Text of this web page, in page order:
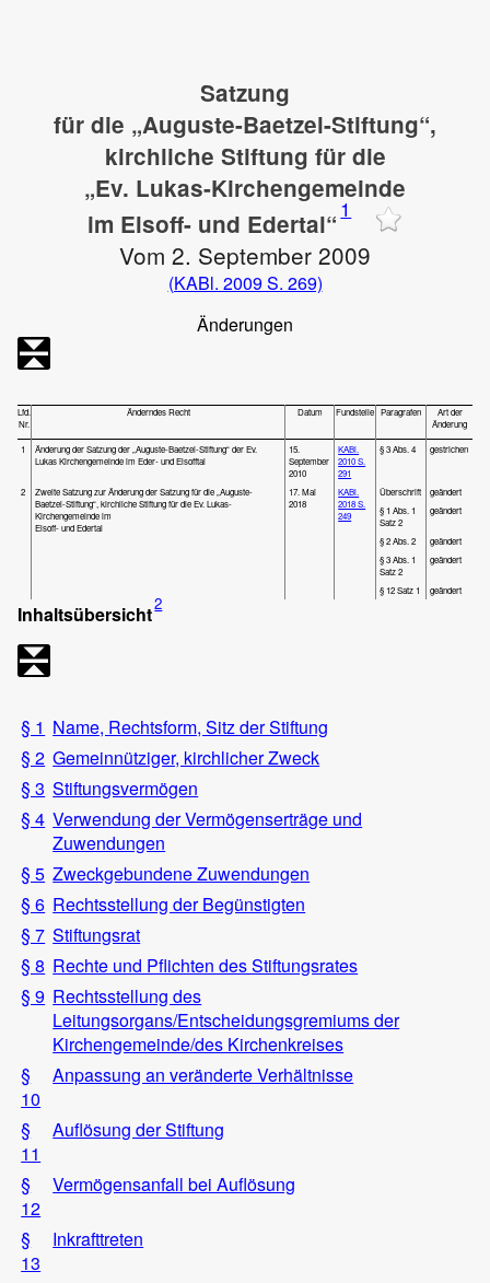
Satzung
für die „Auguste-Baetzel-Stiftung“,
kirchliche Stiftung für die
„Ev. Lukas-Kirchengemeinde
im Elsoff- und Edertal“ 1
Vom 2. September 2009
(KABl. 2009 S. 269)
Änderungen
Lfd.
Nr.
Änderndes Recht Datum Fundstelle Paragrafen
Art der
Änderung
1
Änderung der Satzung der „Auguste-Baetzel-Stiftung“ der Ev.
Lukas Kirchengemeinde im Eder- und Elsofftal
15.
September
2010
KABl.
2010 S.
291
§ 3 Abs. 4 gestrichen
2
Zweite Satzung zur Änderung der Satzung für die „Auguste-
Baetzel-Stiftung“, kirchliche Stiftung für die Ev. Lukas-
Kirchengemeinde im
Elsoff- und Edertal
17. Mai
2018
KABl.
2018 S.
249
Überschrift
geändert
§ 1 Abs. 1
Satz 2
geändert
§ 2 Abs. 2
geändert
§ 3 Abs. 1
Satz 2
geändert
§ 12 Satz 1 geändert
Inhaltsübersicht2
§ 1 Name, Rechtsform, Sitz der Stiftung
§ 2 Gemeinnütziger, kirchlicher Zweck
§ 3 Stiftungsvermögen
§ 4 Verwendung der Vermögenserträge und
Zuwendungen
§ 5 Zweckgebundene Zuwendungen
§ 6 Rechtsstellung der Begünstigten
§ 7 Stiftungsrat
§ 8 Rechte und Pflichten des Stiftungsrates
§ 9 Rechtsstellung des
Leitungsorgans/Entscheidungsgremiums der
Kirchengemeinde/des Kirchenkreises
§
10
Anpassung an veränderte Verhältnisse
§
11
Auflösung der Stiftung
§
12
Vermögensanfall bei Auflösung
§
13
Inkrafttreten